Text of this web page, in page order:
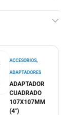
ACCESORIOS,
ADAPTADORES
ADAPTADOR
CUADRADO
107X107MM
(4″)